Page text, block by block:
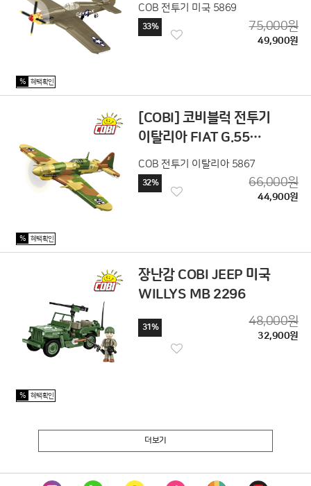
COB 전투기 미국 5869
33% 75,000원
49,900원
% 혜택확인
[COBI] 코비블럭 전투기
이탈리아 FIAT G.55
CENTAURO 5867
COB 전투기 이탈리아 5867
32% 66,000원
44,900원
% 혜택확인
장난감 COBI JEEP 미국
WILLYS MB 2296
31% 48,000원
32,900원
% 혜택확인
더보기